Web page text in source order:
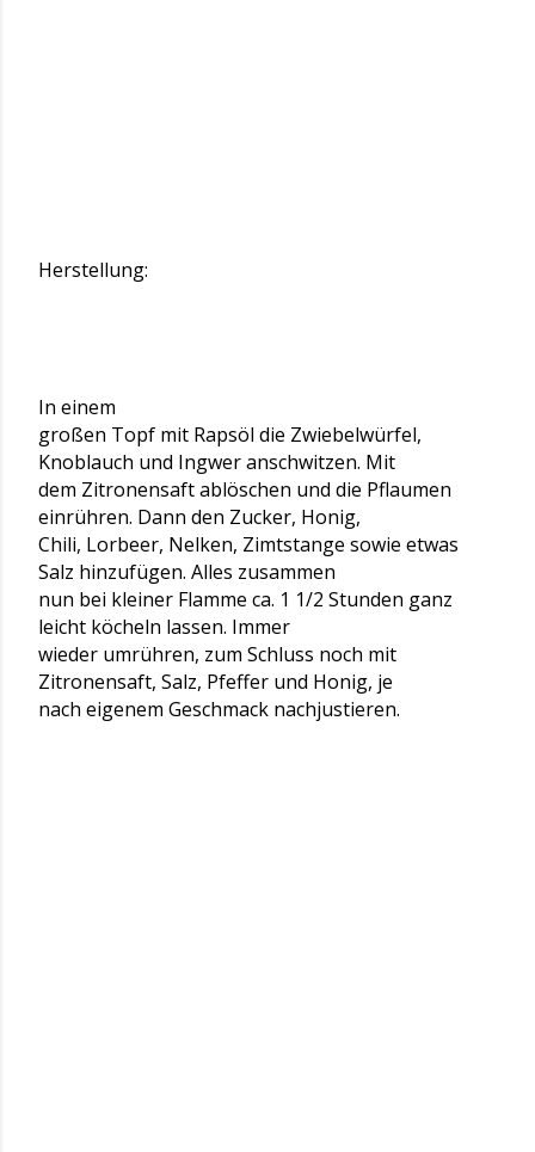
Herstellung:
In einem
großen Topf mit Rapsöl die Zwiebelwürfel,
Knoblauch und Ingwer anschwitzen. Mit
dem Zitronensaft ablöschen und die Pflaumen
einrühren. Dann den Zucker, Honig,
Chili, Lorbeer, Nelken, Zimtstange sowie etwas
Salz hinzufügen. Alles zusammen
nun bei kleiner Flamme ca. 1 1/2 Stunden ganz
leicht köcheln lassen. Immer
wieder umrühren, zum Schluss noch mit
Zitronensaft, Salz, Pfeffer und Honig, je
nach eigenem Geschmack nachjustieren.